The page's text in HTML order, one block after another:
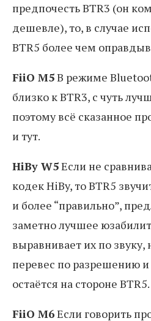
предпочесть BTR3 (он
дешевле), то, в случае
BTR5 более чем
FiiO M5В режиме
близко к BTR3, с чуть
поэтому всё сказанное
и тут.
HiBy W5Если не
кодек HiBy, то BTR5
и более “правильно”,
заметно лучшее
выравнивает их по
перевес по разрешению
остаётся на стороне BTR5.
FiiO M6Если говорить